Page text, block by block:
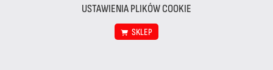
USTAWIENIA PLIKÓW COOKIE
SKLEP